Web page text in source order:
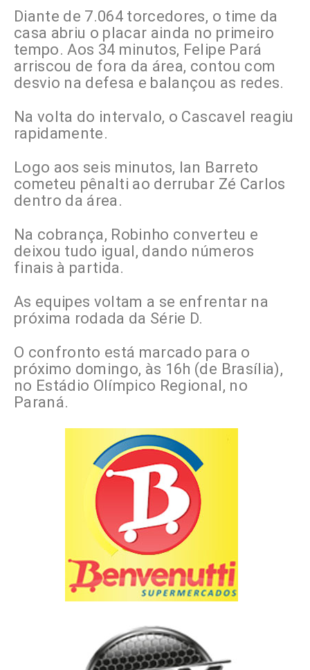
Diante de 7.064 torcedores, o time da
casa abriu o placar ainda no primeiro
tempo. Aos 34 minutos, Felipe Pará
arriscou de fora da área, contou com
desvio na defesa e balançou as redes.
Na volta do intervalo, o Cascavel reagiu
rapidamente.
Logo aos seis minutos, Ian Barreto
cometeu pênalti ao derrubar Zé Carlos
dentro da área.
Na cobrança, Robinho converteu e
deixou tudo igual, dando números
finais à partida.
As equipes voltam a se enfrentar na
próxima rodada da Série D.
O confronto está marcado para o
próximo domingo, às 16h (de Brasília),
no Estádio Olímpico Regional, no
Paraná.